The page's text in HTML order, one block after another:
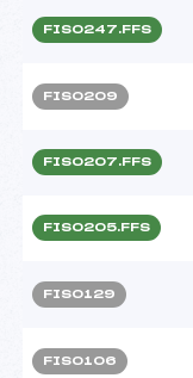
FIS0247.FFS
FIS0209
FIS0207.FFS
FIS0205.FFS
FIS0129
FIS0106